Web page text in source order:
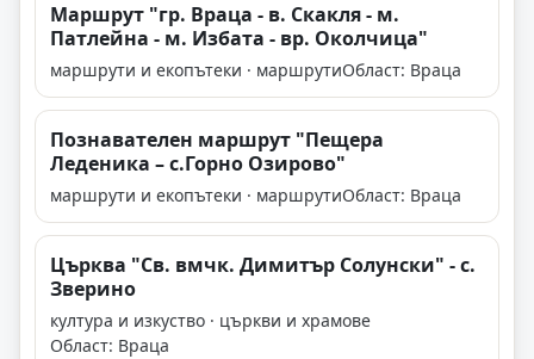
Маршрут "гр. Враца - в. Скакля - м.
Патлейна - м. Избата - вр. Околчица"
маршрути и екопътеки · маршрутиОбласт: Враца
Познавателен маршрут "Пещера
Леденика – с.Горно Озирово"
маршрути и екопътеки · маршрутиОбласт: Враца
Църква "Св. вмчк. Димитър Солунски" - с.
Зверино
култура и изкуство · църкви и храмове
Област: Враца